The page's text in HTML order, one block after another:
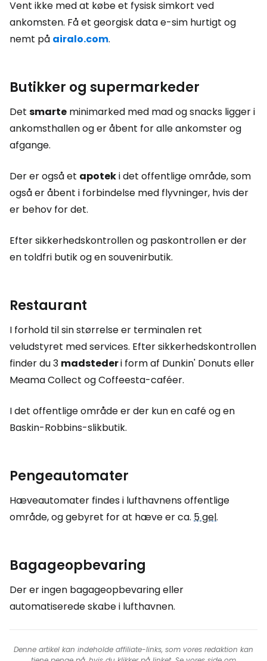
Vent ikke med at købe et fysisk simkort ved
ankomsten. Få et georgisk data e-sim hurtigt og
nemt på airalo.com.
Butikker og supermarkeder
Det smarte minimarked med mad og snacks ligger i
ankomsthallen og er åbent for alle ankomster og
afgange.
Der er også et apoteki det offentlige område, som
også er åbent i forbindelse med flyvninger, hvis der
er behov for det.
Efter sikkerhedskontrollen og paskontrollen er der
en toldfri butik og en souvenirbutik.
Restaurant
I forhold til sin størrelse er terminalen ret
veludstyret med services. Efter sikkerhedskontrollen
finder du 3 madstederi form af Dunkin' Donuts eller
Meama Collect og Coffeesta-caféer.
I det offentlige område er der kun en café og en
Baskin-Robbins-slikbutik.
Pengeautomater
Hæveautomater findes i lufthavnens offentlige
område, og gebyret for at hæve er ca. 5 gel.
Bagageopbevaring
Der er ingen bagageopbevaring eller
automatiserede skabe i lufthavnen.
Denne artikel kan indeholde affiliate-links, som vores redaktion kan